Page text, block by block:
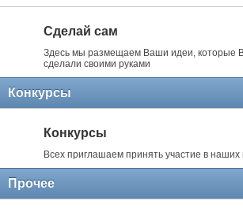
Сделай сам
Здесь мы размещаем Ваши идеи, которые
сделали своими руками
Конкурсы
Конкурсы
Всех приглашаем принять участие в наших
Прочее